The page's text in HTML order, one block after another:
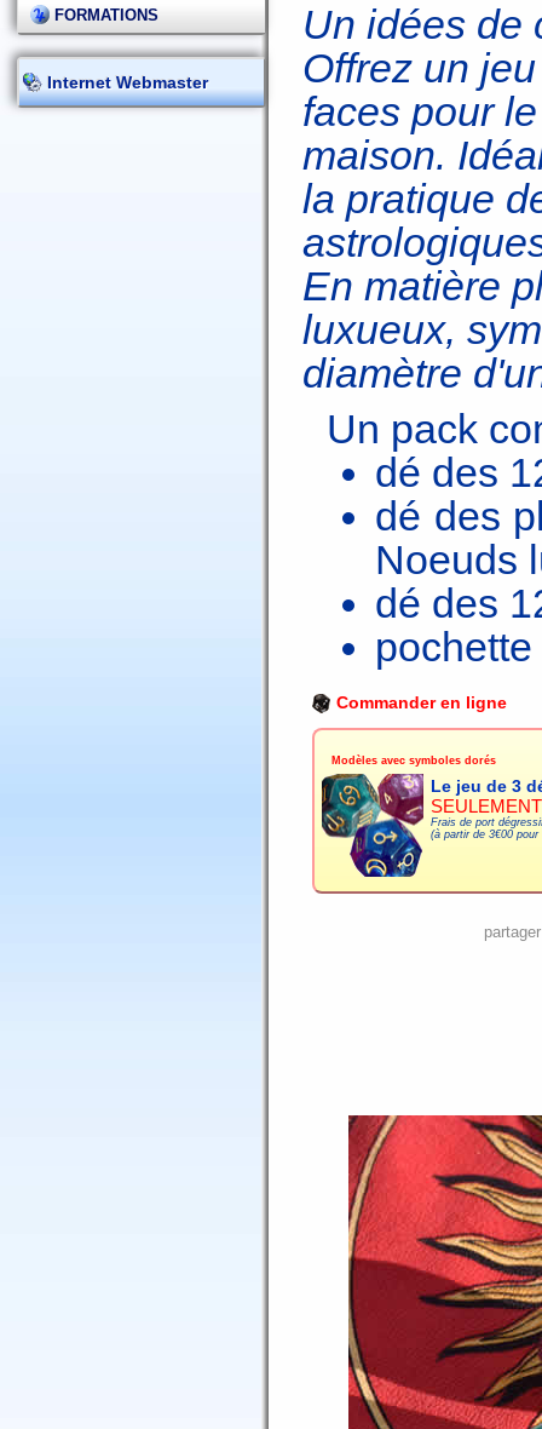
FORMATIONS
Internet Webmaster
Un idées de
Offrez un
faces pour
maison.
la pratique
En matière
luxueux,
diamètre
Un pack
dé des
dé des
Noeuds
dé des
Commander en ligne
Modèles avec symboles dorés
Le jeu de 3
Frais de port
(à partir de 3€00 pour
partager